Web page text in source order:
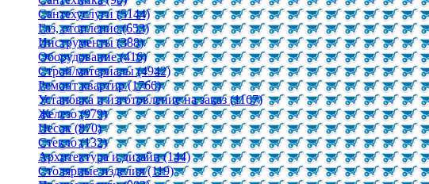
Сантехуслуги (5144)
Газ, отопление (653)
Инструменты (388)
Оборудование (416)
Строй/материалы (4942)
Ремонт квартир (1766)
Установка и изготовление на заказ (1167)
Железо (979)
Песок (870)
Стекло (132)
Архитектура и дизайн (144)
Столярные изделия (119)